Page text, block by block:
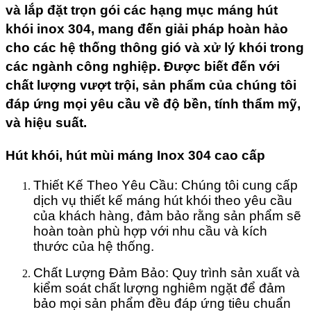
và lắp đặt trọn gói các hạng mục máng hút
khói inox 304, mang đến giải pháp hoàn hảo
cho các hệ thống thông gió và xử lý khói trong
các ngành công nghiệp. Được biết đến với
chất lượng vượt trội, sản phẩm của chúng tôi
đáp ứng mọi yêu cầu về độ bền, tính thẩm mỹ,
và hiệu suất.
Hút khói, hút mùi máng Inox 304 cao cấp
Thiết Kế Theo Yêu Cầu: Chúng tôi cung cấp
dịch vụ thiết kế máng hút khói theo yêu cầu
của khách hàng, đảm bảo rằng sản phẩm sẽ
hoàn toàn phù hợp với nhu cầu và kích
thước của hệ thống.
Chất Lượng Đảm Bảo: Quy trình sản xuất và
kiểm soát chất lượng nghiêm ngặt để đảm
bảo mọi sản phẩm đều đáp ứng tiêu chuẩn